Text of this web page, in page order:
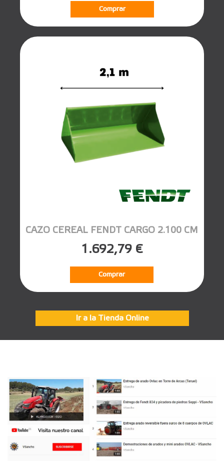
Comprar
CAZO CEREAL FENDT CARGO 2.100 CM
1.692,79 €
Comprar
Ir a la Tienda Online